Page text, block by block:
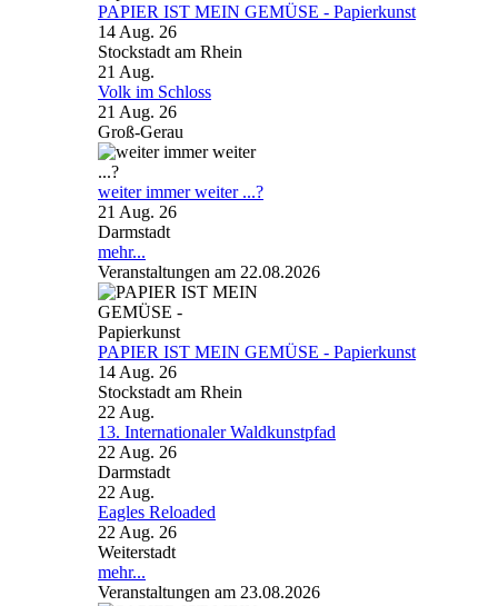
PAPIER IST MEIN GEMÜSE - Papierkunst
14 Aug. 26
Stockstadt am Rhein
21 Aug.
Volk im Schloss
21 Aug. 26
Groß-Gerau
weiter immer weiter ...?
21 Aug. 26
Darmstadt
mehr...
Veranstaltungen am 22.08.2026
PAPIER IST MEIN GEMÜSE - Papierkunst
14 Aug. 26
Stockstadt am Rhein
22 Aug.
13. Internationaler Waldkunstpfad
22 Aug. 26
Darmstadt
22 Aug.
Eagles Reloaded
22 Aug. 26
Weiterstadt
mehr...
Veranstaltungen am 23.08.2026